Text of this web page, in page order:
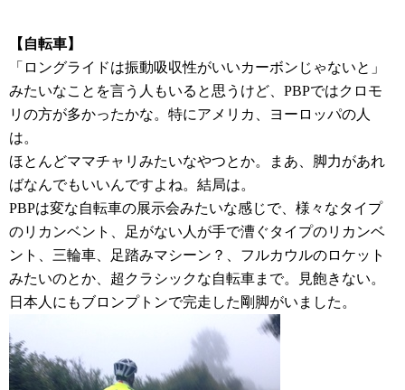
【自転車】
「ロングライドは振動吸収性がいいカーボンじゃないと」
みたいなことを言う人もいると思うけど、PBPではクロモ
リの方が多かったかな。特にアメリカ、ヨーロッパの人
は。
ほとんどママチャリみたいなやつとか。まあ、脚力があれ
ばなんでもいいんですよね。結局は。
PBPは変な自転車の展示会みたいな感じで、様々なタイプ
のリカンベント、足がない人が手で漕ぐタイプのリカンベ
ント、三輪車、足踏みマシーン？、フルカウルのロケット
みたいのとか、超クラシックな自転車まで。見飽きない。
日本人にもブロンプトンで完走した剛脚がいました。